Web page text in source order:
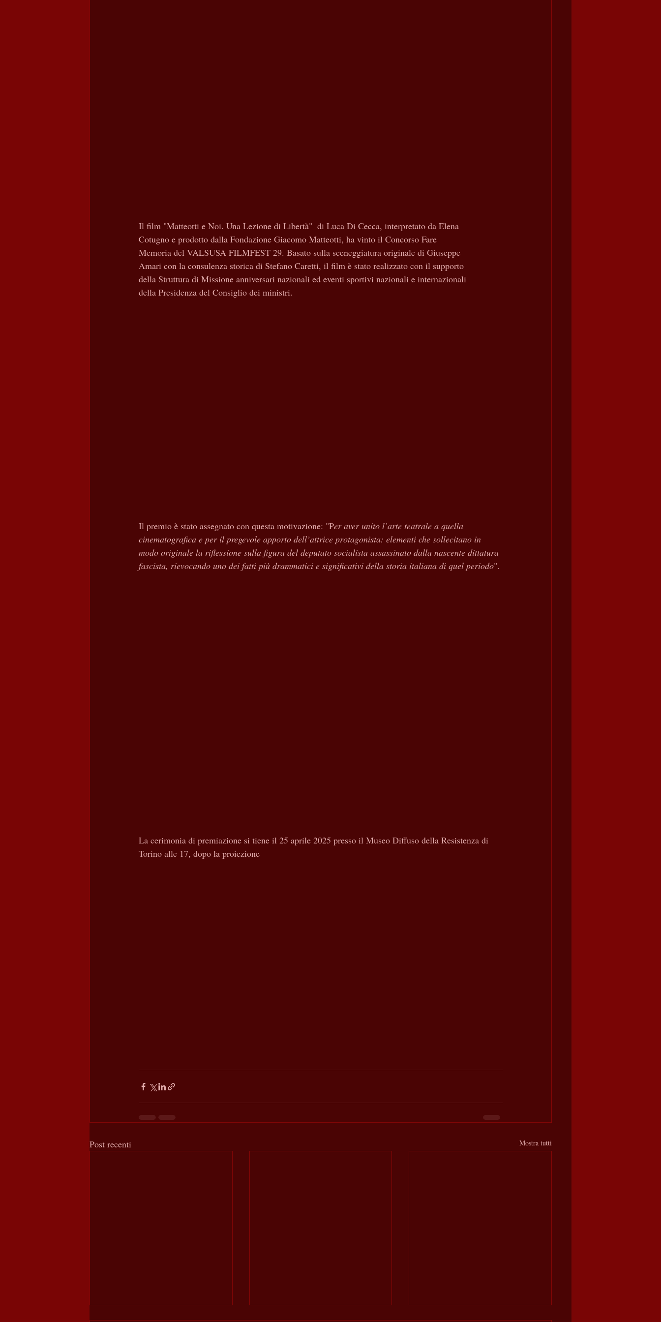
Il film "Matteotti e Noi. Una Lezione di Libertà"  di Luca Di Cecca, interpretato da Elena
Cotugno e prodotto dalla Fondazione Giacomo Matteotti, ha vinto il Concorso Fare
Memoria del VALSUSA FILMFEST 29. Basato sulla sceneggiatura originale di Giuseppe
Amari con la consulenza storica di Stefano Caretti, il film è stato realizzato con il supporto
della Struttura di Missione anniversari nazionali ed eventi sportivi nazionali e internazionali
della Presidenza del Consiglio dei ministri.
Il premio è stato assegnato con questa motivazione: "Per aver unito l’arte teatrale a quella
cinematografica e per il pregevole apporto dell’attrice protagonista: elementi che sollecitano in
modo originale la riflessione sulla figura del deputato socialista assassinato dalla nascente dittatura
fascista, rievocando uno dei fatti più drammatici e significativi della storia italiana di quel periodo".
La cerimonia di premiazione si tiene il 25 aprile 2025 presso il Museo Diffuso della Resistenza di
Torino alle 17, dopo la proiezione
Post recenti Mostra tutti